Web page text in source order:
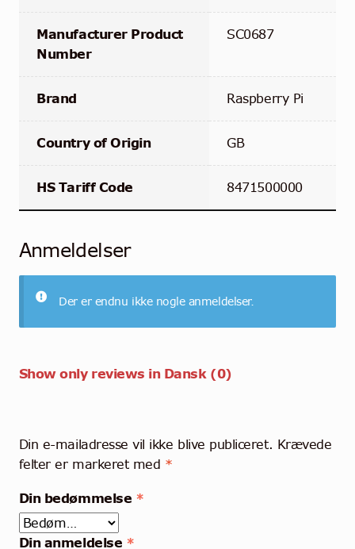
Manufacturer Product
Number
SC0687
Brand Raspberry Pi
Country of Origin GB
HS Tariff Code 8471500000
Anmeldelser
Der er endnu ikke nogle anmeldelser.
Show only reviews in Dansk (0)
Din e-mailadresse vil ikke blive publiceret. Krævede
felter er markeret med *
Din bedømmelse *
Din anmeldelse *